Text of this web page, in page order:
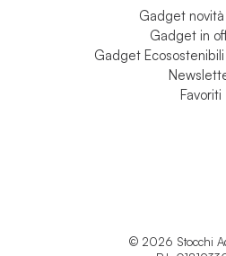
Risorse
Gadget
Gadget in
Gadget Ecosostenibili